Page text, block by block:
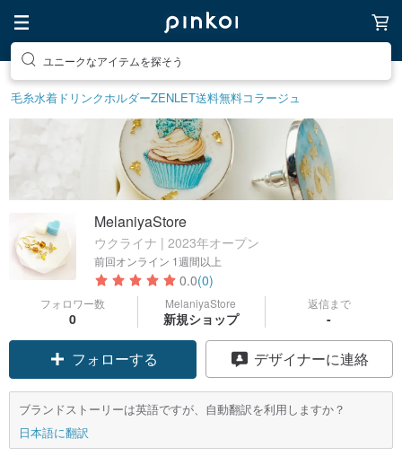
ユニークなアイテムを探そう
毛糸水着 ドリンクホルダーZENLET送料無料コラージュ
MelaniyaStore
ウクライナ | 2023年オープン
前回オンライン 1週間以上
0.0(0)
フォロワー数
0
MelaniyaStore
新規ショップ
返信まで
-
フォローする デザイナーに連絡
ブランドストーリーは英語ですが、自動翻訳を利用しますか？
日本語に翻訳